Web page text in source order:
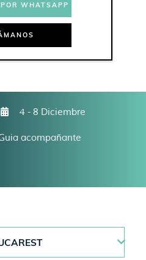
WHATSAPP
4 - 8 Diciembre
acompañante